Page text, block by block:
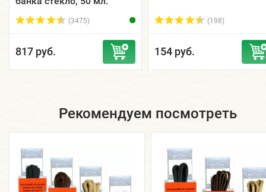
(3475)
817 руб.
(198)
154 руб.
Рекомендуем посмотреть